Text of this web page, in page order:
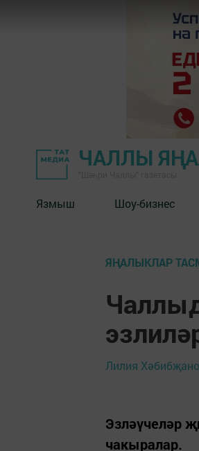
ЧАЛЛЫ
Язмыш Шоу-бизнес
ЯҢАЛЫКЛАР
Лилия
Эзләүчеләр
чакыралар.